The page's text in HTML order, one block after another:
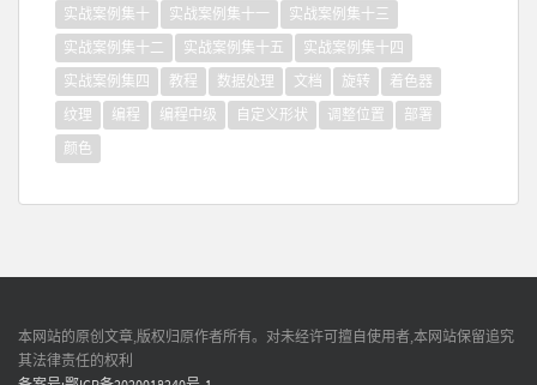
实战案例集十
实战案例集十一
实战案例集十三
实战案例集十二
实战案例集十五
实战案例集十四
实战案例集四
教程 数据处理 文档 旋转
着色器
纹理
编程 编程中级 自定义形状 调整位置
部署
颜色
本网站的原创文章,版权归原作者所有。对未经许可擅自使用者,本网站保留追究
其法律责任的权利